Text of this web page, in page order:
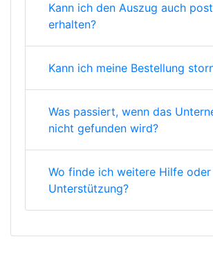
Kann ich den Auszug auch
erhalten?
Kann ich meine Bestellung
Was passiert, wenn das
nicht gefunden wird?
Wo finde ich weitere Hilfe oder
Unterstützung?